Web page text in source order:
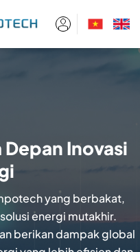
Inovasi
yang berbakat,
energi mutakhir.
berikan dampak global